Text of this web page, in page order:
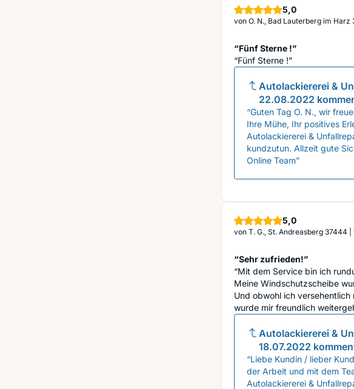
5,0Sterne
von O. N., Bad Lauterberg im Harz
“Fünf Sterne !”
“Fünf Sterne !”
Autolackiererei &
22.08.2022
“Guten Tag O. N., wir
Ihre Mühe, Ihr positives
Autolackiererei &
kundzutun. Allzeit gute
Online Team”
5,0Sterne
von T. G., St. Andreasberg 37444
“Sehr zufrieden!”
“Mit dem Service bin ich
Meine Windschutzscheibe
Und obwohl ich
wurde mir freundlich
Autolackiererei &
18.07.2022
“Liebe Kundin / lieber
der Arbeit und mit dem
Autolackiererei &